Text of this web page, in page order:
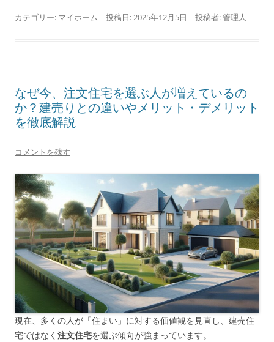
c
o
o
k
st
o
n
ai
カテゴリー: マイホーム | 投稿日:2025年12月5日 | 投稿者:管理人
なぜ今、注文住宅を選ぶ人が増えているの
か？建売りとの違いやメリット・デメリット
を徹底解説
コメントを残す
現在、多くの人が「住まい」に対する価値観を見直し、建売住
宅ではなく 注文住宅を選ぶ傾向が強まっています。